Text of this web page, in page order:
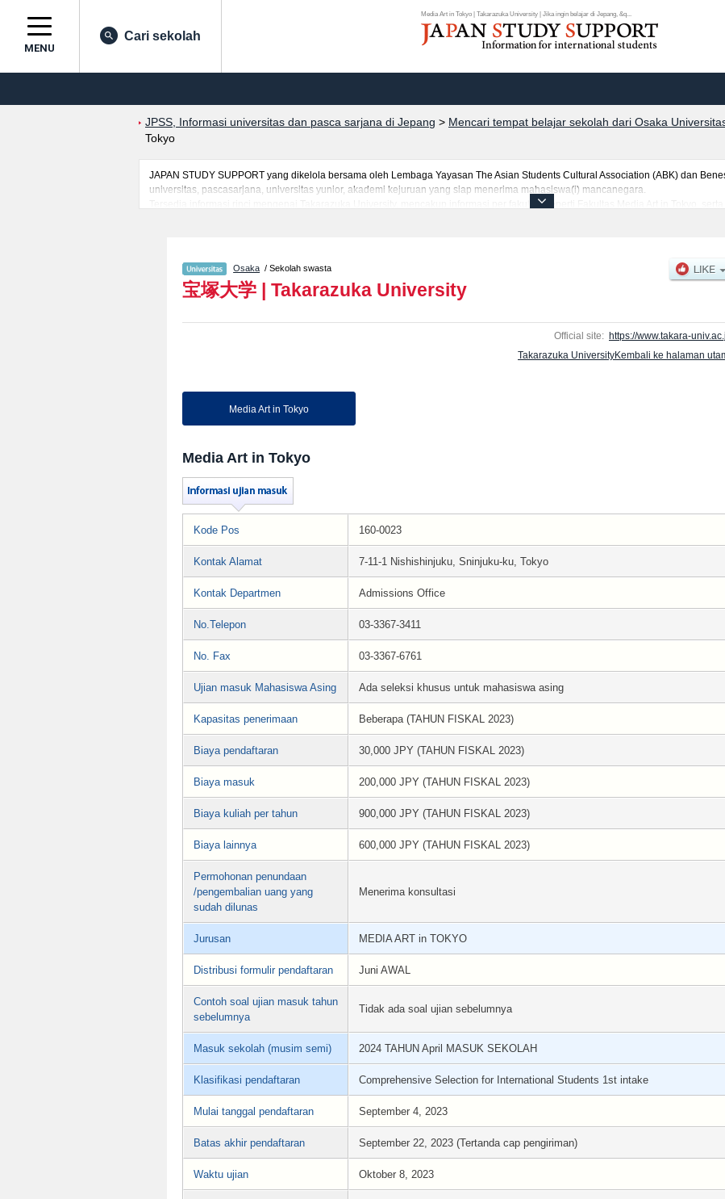
Media Art in Tokyo | Takarazuka University | Jika ingin belajar di Jepang, &q...
MENU
Cari sekolah
JPSS, Informasi universitas dan pasca sarjana di Jepang > Mencari tempat belajar sekolah dari Osaka
Tokyo
JAPAN STUDY SUPPORT yang dikelola bersama oleh Lembaga Yayasan The Asian Students Cultural Association (ABK) dan
universitas, pascasarjana, universitas yunior, akademi kejuruan yang siap menerima mahasiswa(i) mancanegara.
Tersedia informasi rinci mengenai Takarazuka University, mencakup informasi per fakultas seperti Fakultas Media Art in Tokyo,
Osaka / Sekolah swasta
宝塚大学 | Takarazuka University
Official site: https://www.takara-
Takarazuka UniversityKembali ke halaman
Media Art in Tokyo
Media Art in Tokyo
Kode Pos 160-0023
Kontak Alamat 7-11-1 Nishishinjuku, Sninjuku-ku, Tokyo
Kontak Departmen Admissions Office
No.Telepon 03-3367-3411
No. Fax 03-3367-6761
Ujian masuk Mahasiswa Asing Ada seleksi khusus untuk mahasiswa asing
Kapasitas penerimaan Beberapa (TAHUN FISKAL 2023)
Biaya pendaftaran 30,000 JPY (TAHUN FISKAL 2023)
Biaya masuk 200,000 JPY (TAHUN FISKAL 2023)
Biaya kuliah per tahun 900,000 JPY (TAHUN FISKAL 2023)
Biaya lainnya 600,000 JPY (TAHUN FISKAL 2023)
Permohonan penundaan
/pengembalian uang yang
sudah dilunas
Menerima konsultasi
Jurusan MEDIA ART in TOKYO
Distribusi formulir pendaftaran Juni AWAL
Contoh soal ujian masuk tahun
sebelumnya
Tidak ada soal ujian sebelumnya
Masuk sekolah (musim semi) 2024 TAHUN April MASUK SEKOLAH
Klasifikasi pendaftaran Comprehensive Selection for International Students 1st intake
Mulai tanggal pendaftaran September 4, 2023
Batas akhir pendaftaran September 22, 2023 (Tertanda cap pengiriman)
Waktu ujian Oktober 8, 2023